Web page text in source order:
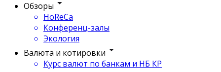
Обзоры
HoReCa
Конференц-залы
Экология
Валюта и котировки
Курс валют по банкам и НБ КР